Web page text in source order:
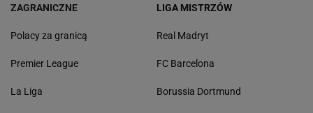
ZAGRANICZNE
Polacy za granicą
Premier League
La Liga
LIGA MISTRZÓW
Real Madryt
FC Barcelona
Borussia Dortmund